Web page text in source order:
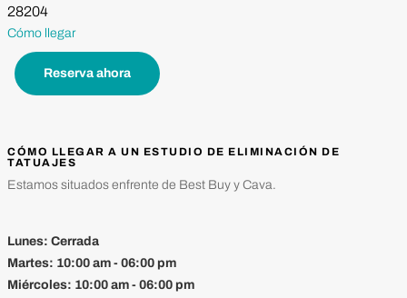
28204
Cómo llegar
Reserva ahora
CÓMO LLEGAR A UN ESTUDIO DE ELIMINACIÓN DE
TATUAJES
Estamos situados enfrente de Best Buy y Cava.
Lunes: Cerrada
Martes: 10:00 am - 06:00 pm
Miércoles: 10:00 am - 06:00 pm